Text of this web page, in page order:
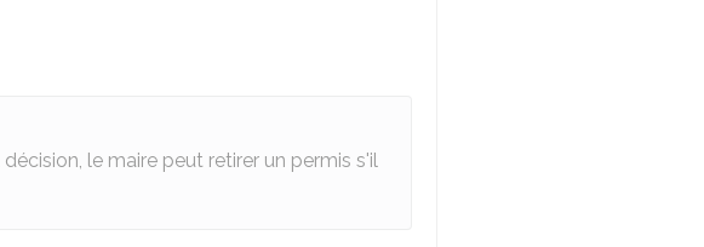
le maire peut retirer un permis s'il